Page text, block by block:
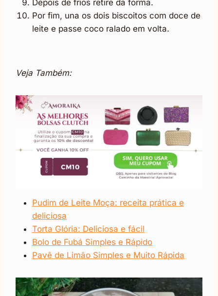
Depois de frios retire da forma.
Por fim, una os dois biscoitos com doce de
leite e passe coco ralado em volta.
Veja Também:
Pudim de Leite Moça: receita prática e
deliciosa
Torta Glória: Deliciosa e fácil
Bolo de Fubá Simples e Rápido
Pavê de Limão Simples e Muito Rápida